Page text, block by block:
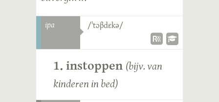
ipa /ˈtɔβdɛkə/
1. instoppen (bijv. van
kinderen in bed)